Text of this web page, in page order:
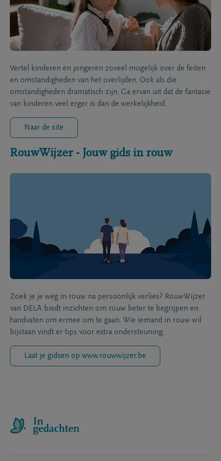
Vertel kinderen en jongeren zoveel mogelijk over de feiten
en omstandigheden van het overlijden. Ook als die
omstandigheden dramatisch zijn. Ga ervan uit dat de fantasie
van kinderen veel erger is dan de werkelijkheid.
Naar de site
RouwWijzer - Jouw gids in rouw
Zoek je je weg in rouw na persoonlijk verlies? RouwWijzer
van DELA biedt inzichten om rouw beter te begrijpen en
handvaten om ermee om te gaan. Wie iemand in rouw wil
bijstaan vindt er tips voor extra ondersteuning.
Laat je gidsen op www.rouwwijzer.be